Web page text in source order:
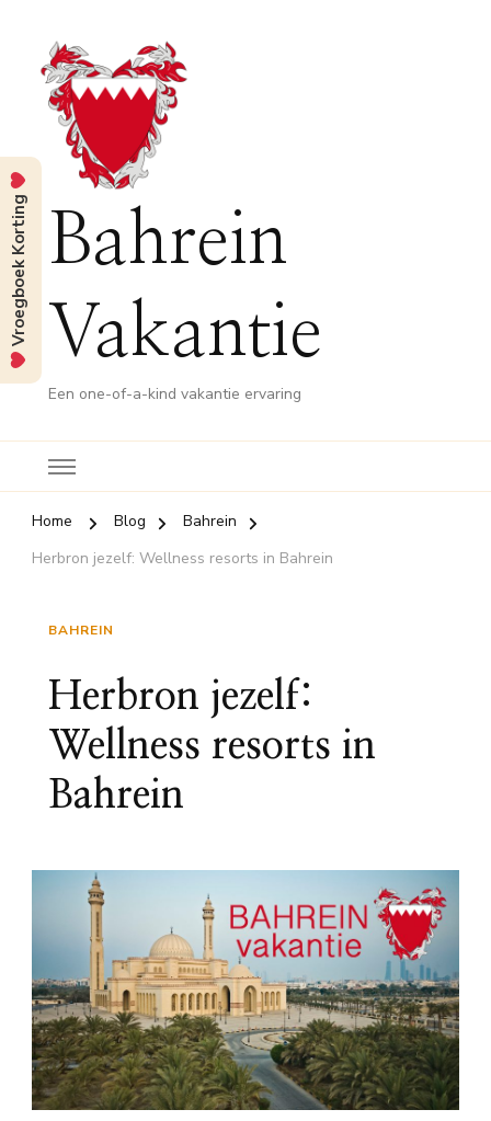
Bahrein
Vakantie
Een one-of-a-kind vakantie ervaring
Home Blog
Bahrein
Herbron jezelf: Wellness resorts in Bahrein
BAHREIN
Herbron jezelf:
Wellness resorts in
Bahrein
Vroegboek Korting